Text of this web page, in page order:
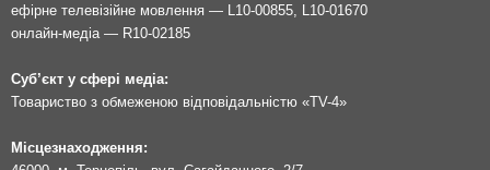
ефірне телевізійне мовлення — L10-00855, L10-01670
онлайн-медіа — R10-02185
Суб’єкт у сфері медіа:
Товариство з обмеженою відповідальністю «TV-4»
Місцезнаходження: